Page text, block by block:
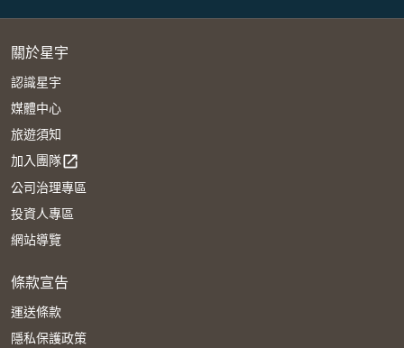
關於星宇
認識星宇
媒體中心
旅遊須知
加入團隊open_in_new
公司治理專區
投資人專區
網站導覽
條款宣告
運送條款
隱私保護政策